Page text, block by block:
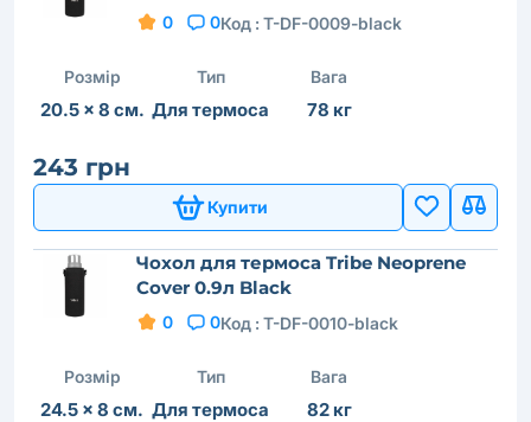
0 0Код : T-DF-0009-black
Розмір
20.5 × 8 см.
Тип
Для термоса
Вага
78 кг
243 грн
Купити
Чохол для термоса Tribe Neoprene
Cover 0.9л Black
0 0Код : T-DF-0010-black
Розмір
24.5 × 8 см.
Тип
Для термоса
Вага
82 кг